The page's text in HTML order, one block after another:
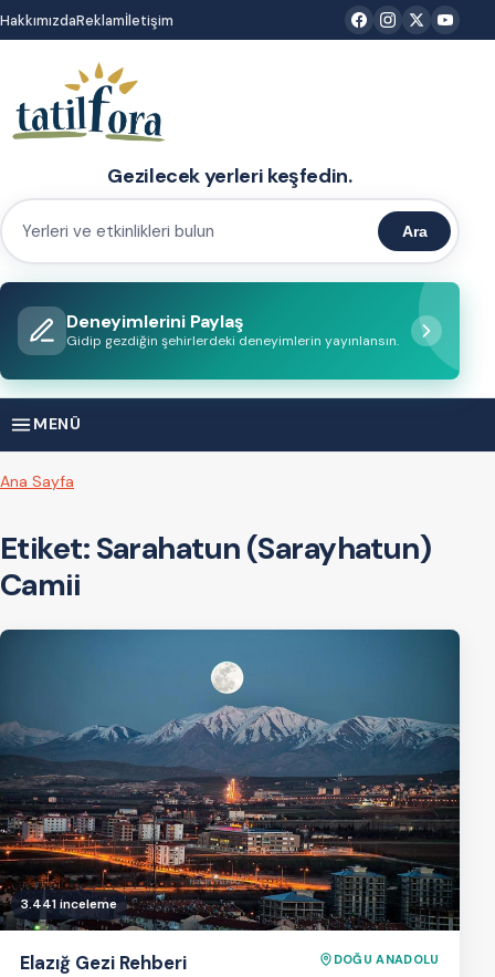
İçeriğe
atla
HakkımızdaReklamİletişim
Gezilecek yerleri keşfedin.
Yerleri
etkinlikleri
bulun
Ara
Deneyimlerini Paylaş
Gidip gezdiğin şehirlerdeki deneyimlerin yayınlansın.
MENÜ
Ana Sayfa
Etiket:Sarahatun (Sarayhatun)
Camii
3.441 inceleme
Elazığ Gezi Rehberi DOĞU ANADOLU